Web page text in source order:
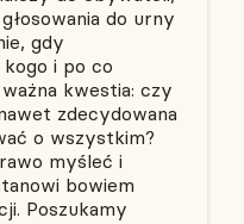
do urny
gdy
i po co
kwestia: czy
zdecydowana
o wszystkim?
myśleć i
bowiem
Poszukamy